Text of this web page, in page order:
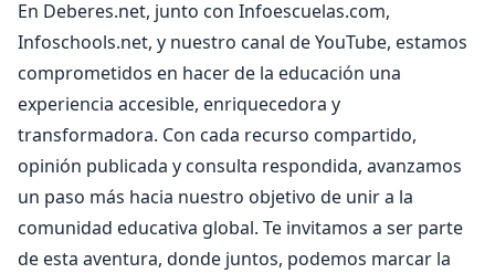
En Deberes.net, junto con Infoescuelas.com,
Infoschools.net, y nuestro canal de YouTube, estamos
comprometidos en hacer de la educación una
experiencia accesible, enriquecedora y
transformadora. Con cada recurso compartido,
opinión publicada y consulta respondida, avanzamos
un paso más hacia nuestro objetivo de unir a la
comunidad educativa global. Te invitamos a ser parte
de esta aventura, donde juntos, podemos marcar la